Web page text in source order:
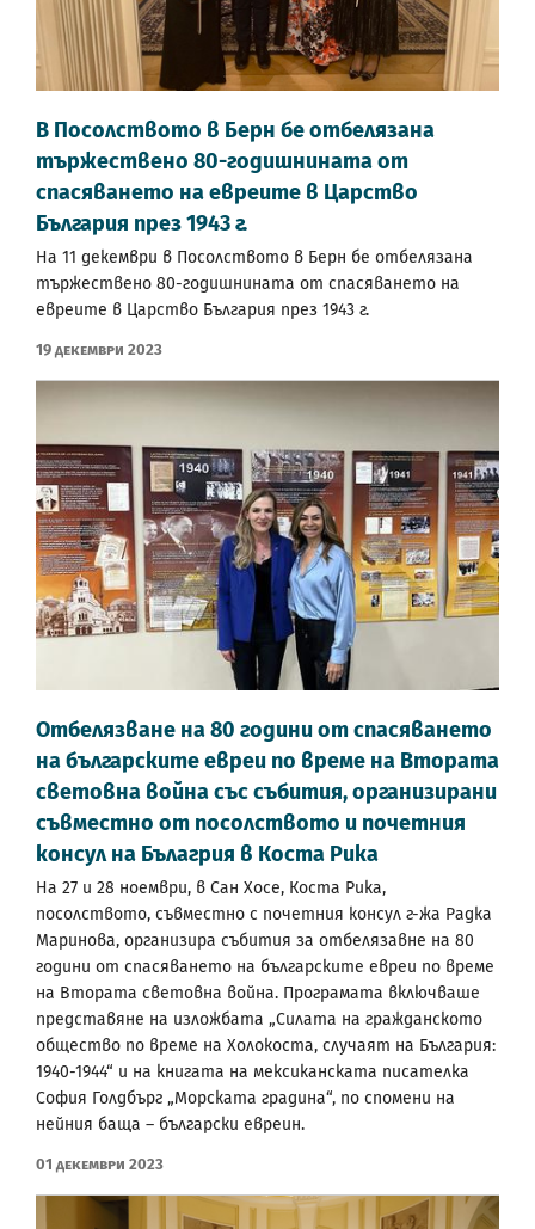
В Посолството в Берн бе отбелязана
тържествено 80-годишнината от
спасяването на евреите в Царство
България през 1943 г.
На 11 декември в Посолството в Берн бе отбелязана
тържествено 80-годишнината от спасяването на
евреите в Царство България през 1943 г.
19 Декември 2023
Отбелязване на 80 години от спасяването
на българските евреи по време на Втората
световна война със събития, организирани
съвместно от посолството и почетния
консул на Бълагрия в Коста Рика
На 27 и 28 ноември, в Сан Хосе, Коста Рика,
посолството, съвместно с почетния консул г-жа Радка
Маринова, организира събития за отбелязавне на 80
години от спасяването на българските евреи по време
на Втората световна война. Програмата включваше
представяне на изложбата „Силата на гражданското
общество по време на Холокоста, случаят на България:
1940-1944“ и на книгата на мексиканската писателка
София Голдбърг „Морската градина“, по спомени на
нейния баща – български евреин.
01 Декември 2023